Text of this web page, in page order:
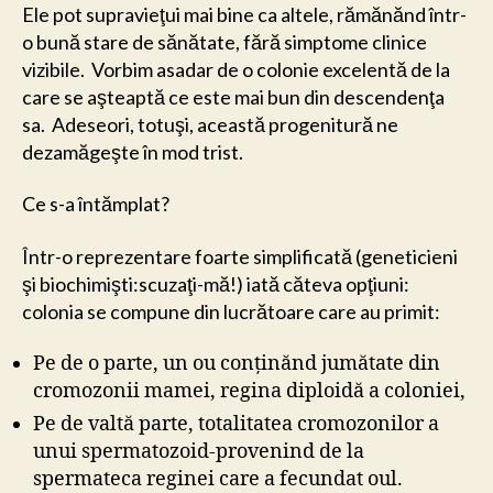
Ele pot supravieţui mai bine ca altele, rămănănd într-
o bună stare de sănătate, fără simptome clinice
vizibile. Vorbim asadar de o colonie excelentă de la
care se aşteaptă ce este mai bun din descendenţa
sa. Adeseori, totuşi, această progenitură ne
dezamăgeşte în mod trist.
Ce s-a întămplat?
Într-o reprezentare foarte simplificată (geneticieni
şi biochimişti:scuzaţi-mă!) iată căteva opţiuni:
colonia se compune din lucrătoare care au primit:
Pe de o parte, un ou conţinănd jumătate din
cromozonii mamei, regina diploidă a coloniei,
Pe de valtă parte, totalitatea cromozonilor a
unui spermatozoid-provenind de la
spermateca reginei care a fecundat oul.